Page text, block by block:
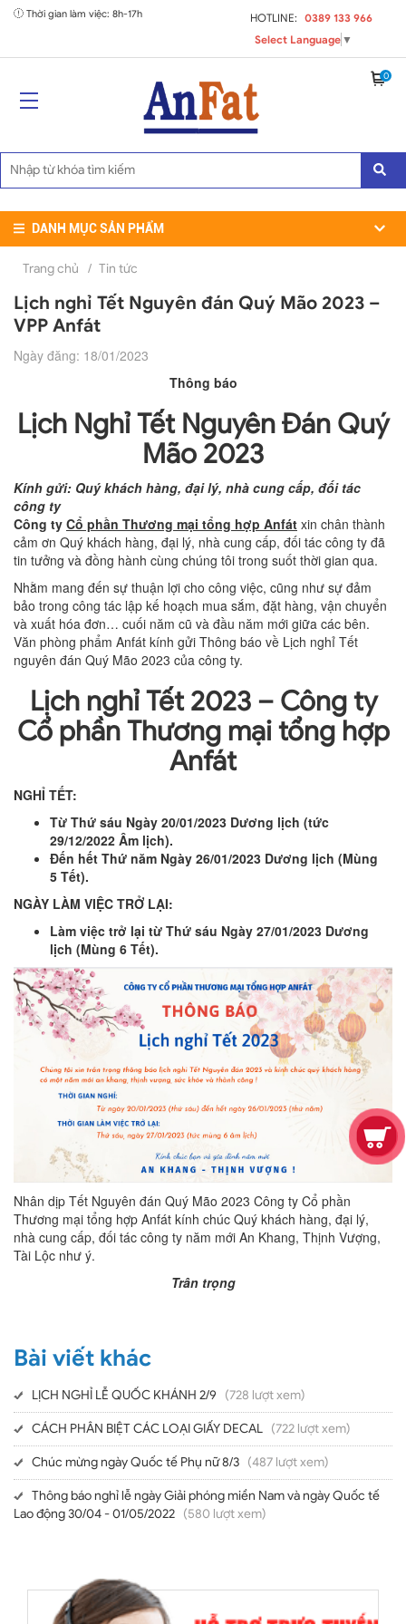
Thời gian làm việc: 8h-17h HOTLINE:
0389 133 966
Select Language ▼
0
DANH MỤC SẢN PHẨM
Trang chủ / Tin tức
Lịch nghỉ Tết Nguyên đán Quý Mão 2023 –
VPP Anfát
Ngày đăng: 18/01/2023
Thông báo
Lịch Nghỉ Tết Nguyên Đán Quý
Mão 2023
Kính gửi: Quý khách hàng, đại lý, nhà cung cấp, đối tác
công ty
Công ty Cổ phần Thương mại tổng hợp Anfát xin chân thành
cảm ơn Quý khách hàng, đại lý, nhà cung cấp, đối tác công ty đã
tin tưởng và đồng hành cùng chúng tôi trong suốt thời gian qua.
Nhằm mang đến sự thuận lợi cho công việc, cũng như sự đảm
bảo trong công tác lập kế hoạch mua sắm, đặt hàng, vận chuyển
và xuất hóa đơn… cuối năm cũ và đầu năm mới giữa các bên.
Văn phòng phẩm Anfát kính gửi Thông báo về Lịch nghỉ Tết
nguyên đán Quý Mão 2023 của công ty.
Lịch nghỉ Tết 2023 – Công ty
Cổ phần Thương mại tổng hợp
Anfát
NGHỈ TẾT:
Từ Thứ sáu Ngày 20/01/2023 Dương lịch (tức
29/12/2022 Âm lịch).
Đến hết Thứ năm Ngày 26/01/2023 Dương lịch (Mùng
5 Tết).
NGÀY LÀM VIỆC TRỞ LẠI:
Làm việc trở lại từ Thứ sáu Ngày 27/01/2023 Dương
lịch (Mùng 6 Tết).
Nhân dịp Tết Nguyên đán Quý Mão 2023 Công ty Cổ phần
Thương mại tổng hợp Anfát kính chúc Quý khách hàng, đại lý,
nhà cung cấp, đối tác công ty năm mới An Khang, Thịnh Vượng,
Tài Lộc như ý.
Trân trọng
Bài viết khác
LỊCH NGHỈ LỄ QUỐC KHÁNH 2/9 (728 lượt xem)
CÁCH PHÂN BIỆT CÁC LOẠI GIẤY DECAL (722 lượt xem)
Chúc mừng ngày Quốc tế Phụ nữ 8/3 (487 lượt xem)
Thông báo nghỉ lễ ngày Giải phóng miền Nam và ngày Quốc tế
Lao động 30/04 - 01/05/2022 (580 lượt xem)